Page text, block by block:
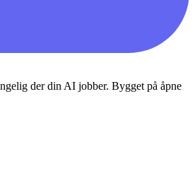
der din AI jobber. Bygget på åpne